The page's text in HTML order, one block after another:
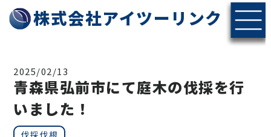
株式会社アイツーリンク
2025/02/13
青森県弘前市にて庭木の伐採を行
いました！
伐採伐根